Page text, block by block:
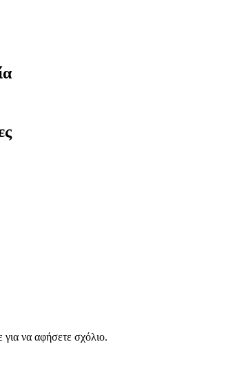
να αφήσετε σχόλιο.